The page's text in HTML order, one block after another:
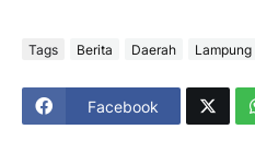
Tags Berita Daerah Lampung
Facebook